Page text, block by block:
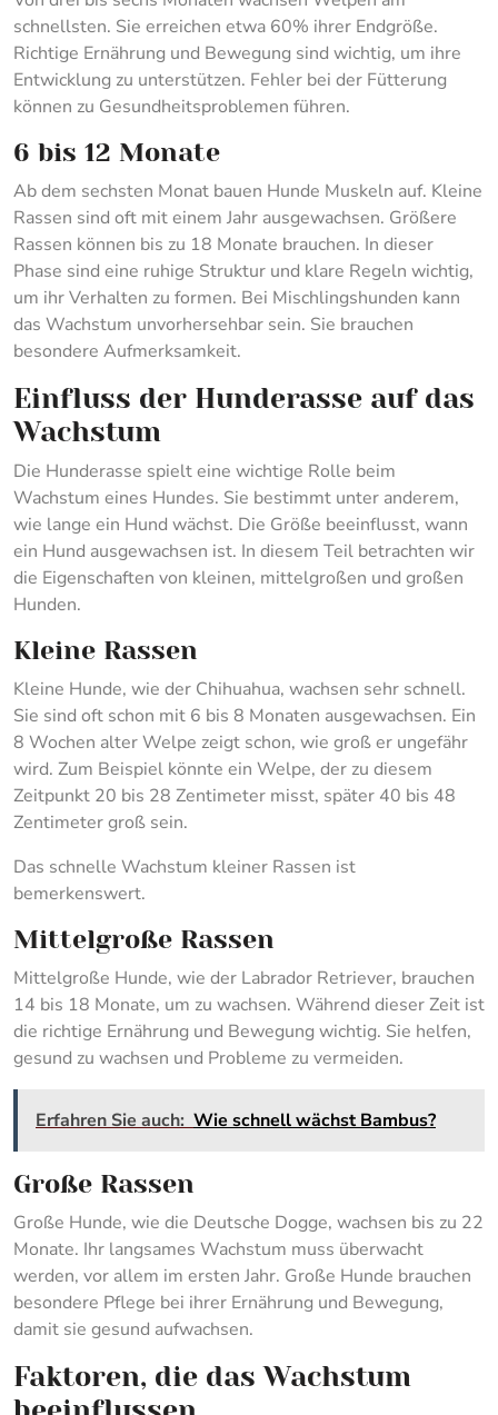
schnellsten. Sie erreichen etwa 60% ihrer Endgröße.
Richtige Ernährung und Bewegung sind wichtig, um ihre
Entwicklung zu unterstützen. Fehler bei der Fütterung
können zu Gesundheitsproblemen führen.
6 bis 12 Monate
Ab dem sechsten Monat bauen Hunde Muskeln auf. Kleine
Rassen sind oft mit einem Jahr ausgewachsen. Größere
Rassen können bis zu 18 Monate brauchen. In dieser
Phase sind eine ruhige Struktur und klare Regeln wichtig,
um ihr Verhalten zu formen. Bei Mischlingshunden kann
das Wachstum unvorhersehbar sein. Sie brauchen
besondere Aufmerksamkeit.
Einfluss der Hunderasse auf das
Wachstum
Die Hunderasse spielt eine wichtige Rolle beim
Wachstum eines Hundes. Sie bestimmt unter anderem,
wie lange ein Hund wächst. Die Größe beeinflusst, wann
ein Hund ausgewachsen ist. In diesem Teil betrachten wir
die Eigenschaften von kleinen, mittelgroßen und großen
Hunden.
Kleine Rassen
Kleine Hunde, wie der Chihuahua, wachsen sehr schnell.
Sie sind oft schon mit 6 bis 8 Monaten ausgewachsen. Ein
8 Wochen alter Welpe zeigt schon, wie groß er ungefähr
wird. Zum Beispiel könnte ein Welpe, der zu diesem
Zeitpunkt 20 bis 28 Zentimeter misst, später 40 bis 48
Zentimeter groß sein.
Das schnelle Wachstum kleiner Rassen ist
bemerkenswert.
Mittelgroße Rassen
Mittelgroße Hunde, wie der Labrador Retriever, brauchen
14 bis 18 Monate, um zu wachsen. Während dieser Zeit ist
die richtige Ernährung und Bewegung wichtig. Sie helfen,
gesund zu wachsen und Probleme zu vermeiden.
Erfahren Sie auch: Wie schnell wächst Bambus?
Große Rassen
Große Hunde, wie die Deutsche Dogge, wachsen bis zu 22
Monate. Ihr langsames Wachstum muss überwacht
werden, vor allem im ersten Jahr. Große Hunde brauchen
besondere Pflege bei ihrer Ernährung und Bewegung,
damit sie gesund aufwachsen.
Faktoren, die das Wachstum